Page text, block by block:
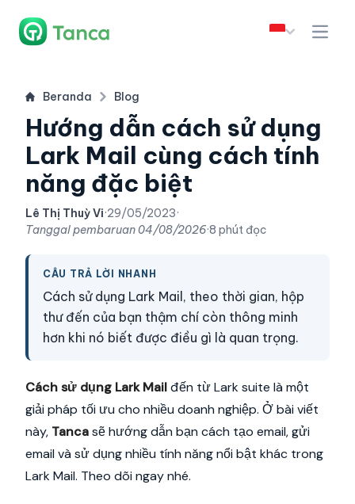
Beranda Blog
Hướng dẫn cách sử dụng
Lark Mail cùng cách tính
năng đặc biệt
Lê Thị Thuỳ Vi·29/05/2023·
Tanggal pembaruan04/08/2026·8 phút đọc
CÂU TRẢ LỜI NHANH
Cách sử dụng Lark Mail, theo thời gian, hộp
thư đến của bạn thậm chí còn thông minh
hơn khi nó biết được điều gì là quan trọng.
Cách sử dụng Lark Mailđến từ Lark suite là một
giải pháp tối ưu cho nhiều doanh nghiệp. Ở bài viết
này, Tancasẽ hướng dẫn bạn cách tạo email, gửi
email và sử dụng nhiều tính năng nổi bật khác trong
Lark Mail. Theo dõi ngay nhé.